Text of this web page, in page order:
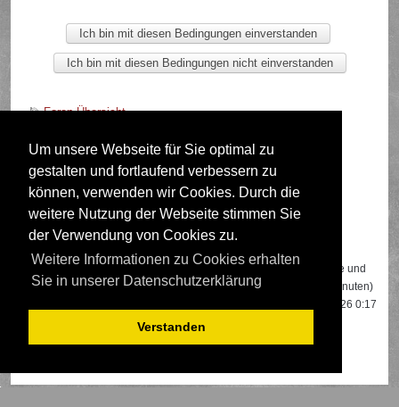
Um unsere Webseite für Sie optimal zu
gestalten und fortlaufend verbessern zu
können, verwenden wir Cookies. Durch die
weitere Nutzung der Webseite stimmen Sie
der Verwendung von Cookies zu.
Weitere Informationen zu Cookies erhalten
Sie in unserer Datenschutzerklärung
Verstanden
Foren-Übersicht
Deutsche Übersetzung durchphpBB.de
Wer ist online?
Insgesamt sind615Besucher online: 1 registrierter, 0 unsichtbare und
614 Gäste (basierend auf den aktiven Besuchern der letzten 5 Minuten)
Besuchern, die am 13.04.2026 0:17
gleichzeitig online waren.